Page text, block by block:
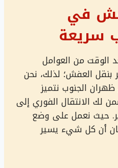
في
سريعة
الوقت من العوامل
بنقل العفش؛ لذلك، نحن
الجنوب نتميز
لك الانتقال الفوري إلى
حيث نعمل على وضع
أن كل شيء يسير